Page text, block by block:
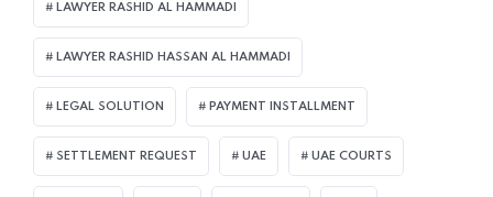
LAWYER RASHID AL HAMMADI
LAWYER RASHID HASSAN AL HAMMADI
LEGAL SOLUTION PAYMENT INSTALLMENT
SETTLEMENT REQUEST UAE UAE COURTS